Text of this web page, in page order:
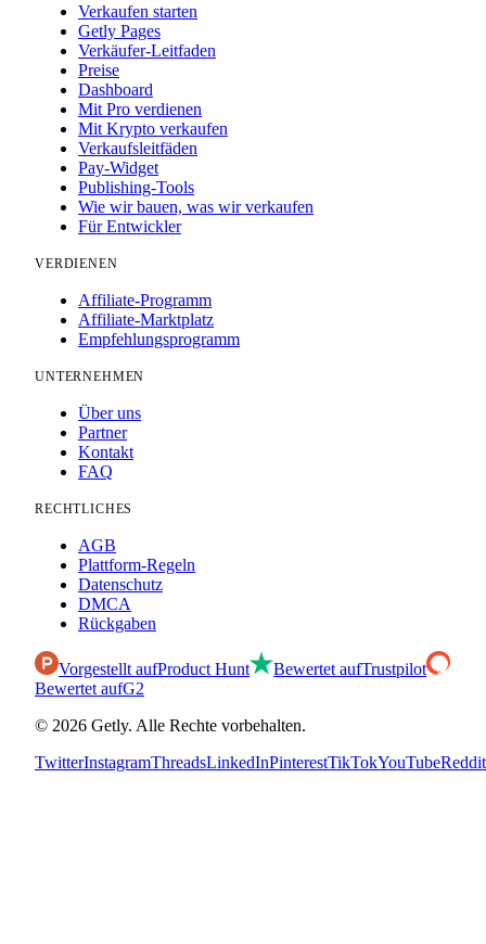
Verkaufen starten
Getly Pages
Verkäufer-Leitfaden
Preise
Dashboard
Mit Pro verdienen
Mit Krypto verkaufen
Verkaufsleitfäden
Pay-Widget
Publishing-Tools
Wie wir bauen, was wir verkaufen
Für Entwickler
VERDIENEN
Affiliate-Programm
Affiliate-Marktplatz
Empfehlungsprogramm
UNTERNEHMEN
Über uns
Partner
Kontakt
FAQ
RECHTLICHES
AGB
Plattform-Regeln
Datenschutz
DMCA
Rückgaben
Vorgestellt aufProduct Hunt Bewertet aufTrustpilot
Bewertet aufG2
© 2026 Getly. Alle Rechte vorbehalten.
TwitterInstagramThreadsLinkedInPinterestTikTokYouTubeReddit